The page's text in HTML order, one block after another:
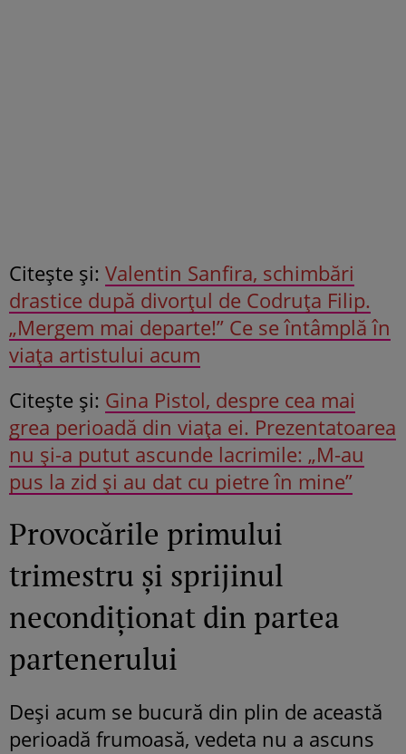
Citeşte şi: Valentin Sanfira, schimbări
drastice după divorțul de Codruța Filip.
„Mergem mai departe!” Ce se întâmplă în
viața artistului acum
Citeşte și: Gina Pistol, despre cea mai
grea perioadă din viața ei. Prezentatoarea
nu și-a putut ascunde lacrimile: „M-au
pus la zid și au dat cu pietre în mine”
Provocările primului
trimestru și sprijinul
necondiționat din partea
partenerului
Deși acum se bucură din plin de această
perioadă frumoasă, vedeta nu a ascuns